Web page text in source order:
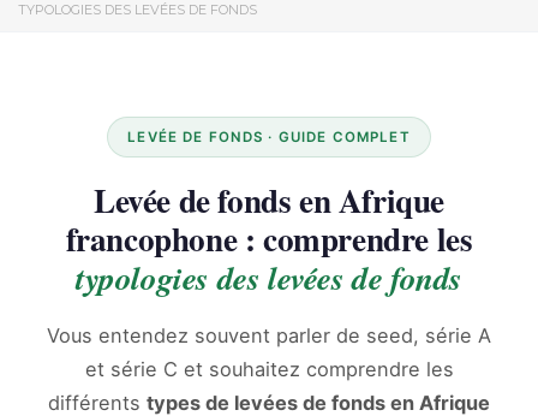
TYPOLOGIES DES LEVÉES DE FONDS
LEVÉE DE FONDS · GUIDE COMPLET
Levée de fonds en Afrique
francophone : comprendre les
typologies des levées de fonds
Vous entendez souvent parler de seed, série A
et série C et souhaitez comprendre les
différents types de levées de fonds en Afrique